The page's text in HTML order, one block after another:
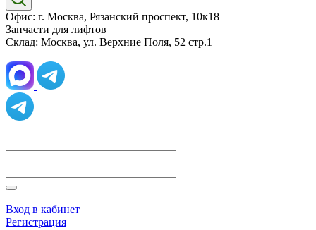
Офис: г. Москва, Рязанский проспект, 10к18
Запчасти для лифтов
Склад: Москва, ул. Верхние Поля, 52 стр.1
Вход в кабинет
Регистрация